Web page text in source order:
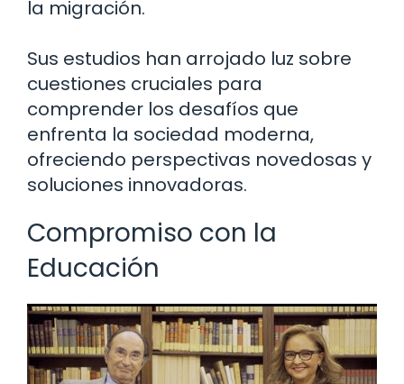
la migración.
Sus estudios han arrojado luz sobre
cuestiones cruciales para
comprender los desafíos que
enfrenta la sociedad moderna,
ofreciendo perspectivas novedosas y
soluciones innovadoras.
Compromiso con la
Educación